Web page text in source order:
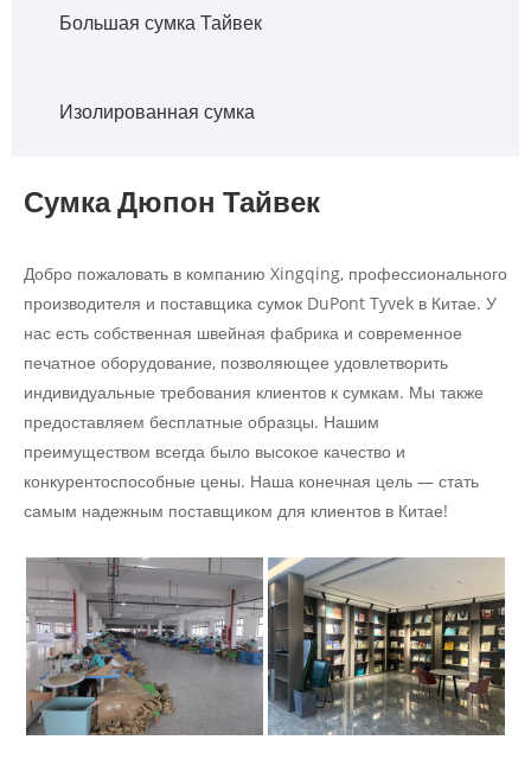
Большая сумка Тайвек
Изолированная сумка
Сумка Дюпон Тайвек
Добро пожаловать в компанию Xingqing, профессионального
производителя и поставщика сумок DuPont Tyvek в Китае. У
нас есть собственная швейная фабрика и современное
печатное оборудование, позволяющее удовлетворить
индивидуальные требования клиентов к сумкам. Мы также
предоставляем бесплатные образцы. Нашим
преимуществом всегда было высокое качество и
конкурентоспособные цены. Наша конечная цель — стать
самым надежным поставщиком для клиентов в Китае!